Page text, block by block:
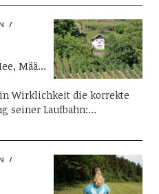
Mää…
Wirklichkeit die korrekte
seiner Laufbahn:…